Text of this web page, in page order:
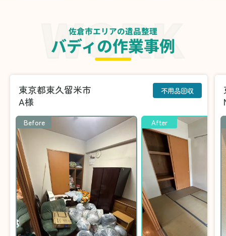
佐倉市エリアの遺品整理
バディの作業事例
東京都東久留米市
A様
不用品回収
Before After